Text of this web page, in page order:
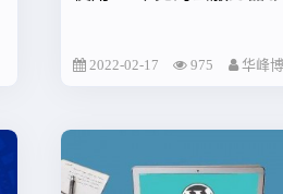
2022-02-17 975 华峰